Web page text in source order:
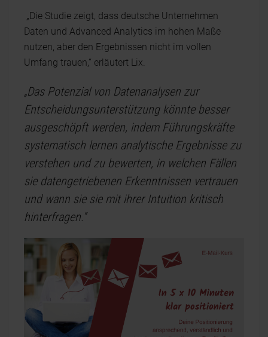
„Die Studie zeigt, dass deutsche Unternehmen
Daten und Advanced Analytics im hohen Maße
nutzen, aber den Ergebnissen nicht im vollen
Umfang trauen,“ erläutert Lix.
„Das Potenzial von Datenanalysen zur
Entscheidungsunterstützung könnte besser
ausgeschöpft werden, indem Führungskräfte
systematisch lernen analytische Ergebnisse zu
verstehen und zu bewerten, in welchen Fällen
sie datengetriebenen Erkenntnissen vertrauen
und wann sie sie mit ihrer Intuition kritisch
hinterfragen.“